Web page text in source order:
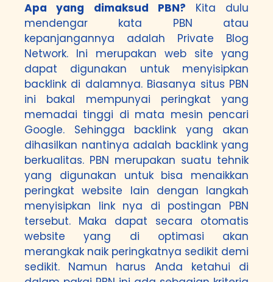
Apa yang dimaksud PBN? Kita dulu
mendengar kata PBN atau
kepanjangannya adalah Private Blog
Network. Ini merupakan web site yang
dapat digunakan untuk menyisipkan
backlink di dalamnya. Biasanya situs PBN
ini bakal mempunyai peringkat yang
memadai tinggi di mata mesin pencari
Google. Sehingga backlink yang akan
dihasilkan nantinya adalah backlink yang
berkualitas. PBN merupakan suatu tehnik
yang digunakan untuk bisa menaikkan
peringkat website lain dengan langkah
menyisipkan link nya di postingan PBN
tersebut. Maka dapat secara otomatis
website yang di optimasi akan
merangkak naik peringkatnya sedikit demi
sedikit. Namun harus Anda ketahui di